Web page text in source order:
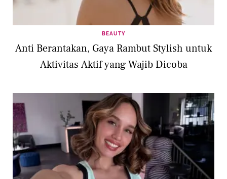
BEAUTY
Anti Berantakan, Gaya Rambut Stylish untuk
Aktivitas Aktif yang Wajib Dicoba